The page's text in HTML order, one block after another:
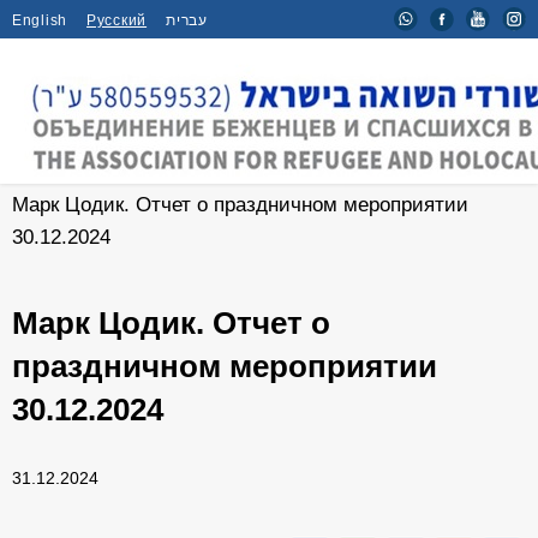
English Русский עברית
Главная / Новости /
Марк Цодик. Отчет о праздничном мероприятии
30.12.2024
Марк Цодик. Отчет о
праздничном мероприятии
30.12.2024
31.12.2024